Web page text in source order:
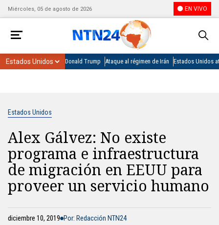
Miércoles, 05 de agosto de 2026 EN VIVO
Donald Trump Ataque al régimen de Irán Estados Unidos
Estados Unidos
Alex Gálvez: No existe
programa e infraestructura
de migración en EEUU para
proveer un servicio humano
diciembre 10, 2019 Por: Redacción NTN24